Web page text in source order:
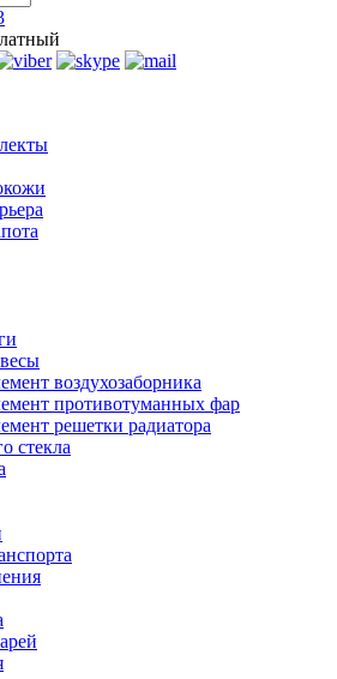
воздухозаборника
противотуманных фар
решетки радиатора
стекла